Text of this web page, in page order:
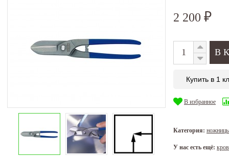
2 200 ₽
Купить в 1
В избранное
Категория:
У нас есть ещё: